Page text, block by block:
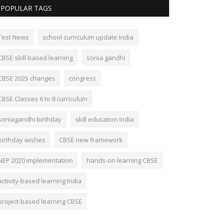
POPULAR TAGS
News school curriculum update India
skill-based learning sonia gandhi
2025 changes congress
Classes 6 to 8 curriculum
birthday skill education India
wishes CBSE new framework
2020 implementation hands-on learning CBSE
based learning India
based learning CBSE